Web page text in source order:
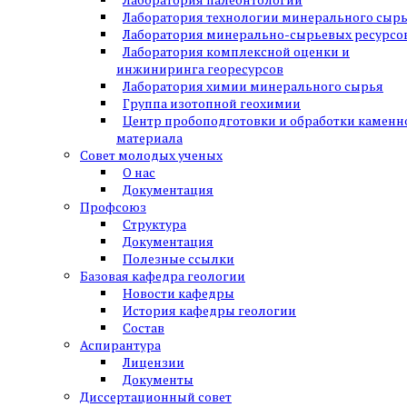
Лаборатория технологии минерального
Лаборатория минерально-сырьевых
Лаборатория комплексной оценки и
инжиниринга георесурсов
Лаборатория химии минерального сырья
Группа изотопной геохимии
Центр пробоподготовки и обработки
материала
Совет молодых ученых
О нас
Документация
Профсоюз
Структура
Документация
Полезные ссылки
Базовая кафедра геологии
Новости кафедры
История кафедры геологии
Состав
Аспирантура
Лицензии
Документы
Диссертационный совет